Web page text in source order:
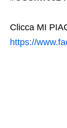
Clicca MI
https://